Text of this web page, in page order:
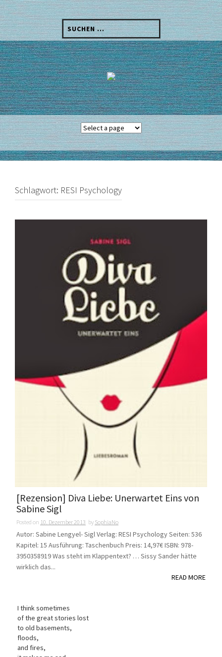
Skip
to
content
Suchen
nach:
Schlagwort: RESI Psychology
[Rezension] Diva Liebe: Unerwartet Eins von
Sabine Sigl
Posted on 10. Dezember 2013 by SophiaNo
Autor: Sabine Lengyel- Sigl Verlag: RESI Psychology Seiten: 536
Kapitel: 15 Ausführung: Taschenbuch Preis: 14,97€ ISBN: 978-
3950358919 Was steht im Klappentext? … Sissy Sander hätte
wirklich das...
READ MORE
I think sometimes
of the great stories lost
to old basements,
floods,
and fires,